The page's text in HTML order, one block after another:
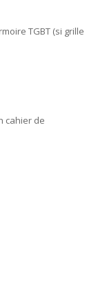
TGBT (si grille
cahier de